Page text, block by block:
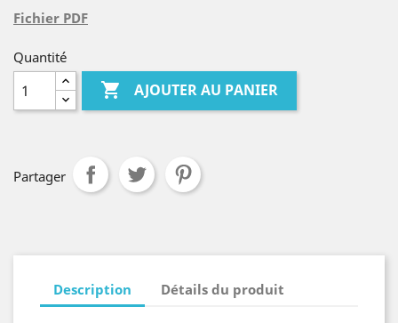
Fichier PDF
Quantité
 AJOUTER AU PANIER
Partager
Description Détails du produit